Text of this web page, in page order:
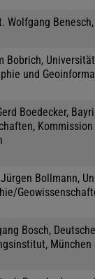
Wolfgang
Bobrich,
und
Boedecker,
Bollmann,
Bosch,
München